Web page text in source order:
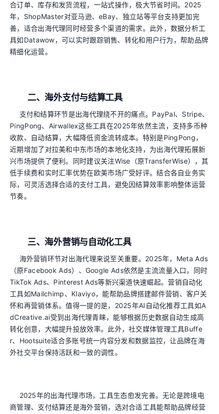
合订单、库存和发货流程，一站式操作，极大节省时间。2025
年，ShopMaster对亚马逊、eBay、独立站等平台支持更加完
善，适合出海代理同时经营多个渠道的需求。此外，数据分析工
具如Datawow，可以实时跟踪销售、转化和用户行为，帮助品牌
精细化运营。
二、海外支付与结算工具
支付和结算环节是出海代理绕不开的痛点。PayPal、Stripe、
PingPong、Airwallex这些工具在2025年依然主流，支持多币种
收款、自动结算，大幅降低资金流转成本。特别是PingPong，
近期增加了对拉美和中东市场的本地化支持，为出海代理拓展新
兴市场提供了便利。同时建议关注Wise（原TransferWise），其
低手续费和实时汇率优势在欧美市场广受好评。结合各自业务实
际，可灵活选择合适的支付工具，避免因结算效率影响整体运营
节奏。
三、海外营销与自动化工具
海外营销环节对出海代理来说至关重要。2025年，Meta Ads
（原Facebook Ads）、Google Ads依然是主流流量入口，同时
TikTok Ads、Pinterest Ads等新兴渠道快速崛起。营销自动化
工具如Mailchimp、Klaviyo，能帮助品牌搭建邮件营销、客户关
怀和再营销体系。值得一提的是，2025年AI自动化推荐工具如A
dCreative.ai受到出海代理青睐，能够根据历史数据自动生成高
转化创意，大幅提升投放效率。此外，社交媒体管理工具Buffe
r、Hootsuite适合多账号统一内容分发和数据监控，让品牌在海
外社交平台保持活跃和一致的调性。
2025年的出海代理市场，工具生态愈发完善。无论是跨境电
商管理、支付结算还是海外营销，选对合适工具能帮助品牌经营